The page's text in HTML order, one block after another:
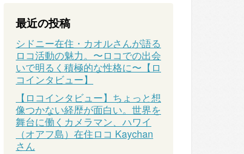
最近の投稿
シドニー在住・カオルさんが語る
ロコ活動の魅力。〜ロコでの出会
いで明るく積極的な性格に〜【ロ
コインタビュー】
【ロコインタビュー】ちょっと想
像つかない経歴が面白い。世界を
舞台に働くカメラマン、ハワイ
（オアフ島）在住ロコ Kaychan
さん